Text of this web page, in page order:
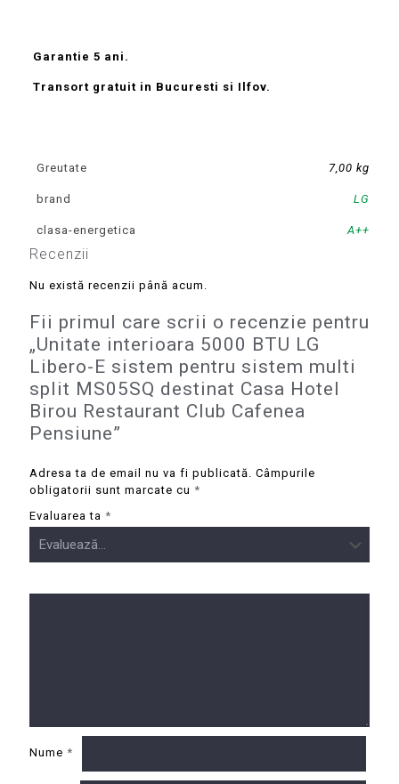
Garantie 5 ani.
Transort gratuit in Bucuresti si Ilfov.
Greutate 7,00 kg
brand LG
clasa-energetica A++
Recenzii
Nu există recenzii până acum.
Fii primul care scrii o recenzie pentru
„Unitate interioara 5000 BTU LG
Libero-E sistem pentru sistem multi
split MS05SQ destinat Casa Hotel
Birou Restaurant Club Cafenea
Pensiune”
Adresa ta de email nu va fi publicată. Câmpurile
obligatorii sunt marcate cu *
Evaluarea ta *
Nume *